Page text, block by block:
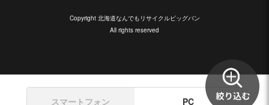
Copyright 北海道なんでもリサイクルビッグバン
All rights reserved
スマートフォン PC